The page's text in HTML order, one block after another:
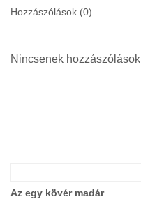
Hozzászólások (0)
Nincsenek hozzászólások
Az egy kövér madár